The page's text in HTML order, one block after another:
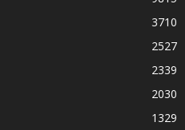
3710
2527
2339
2030
1329